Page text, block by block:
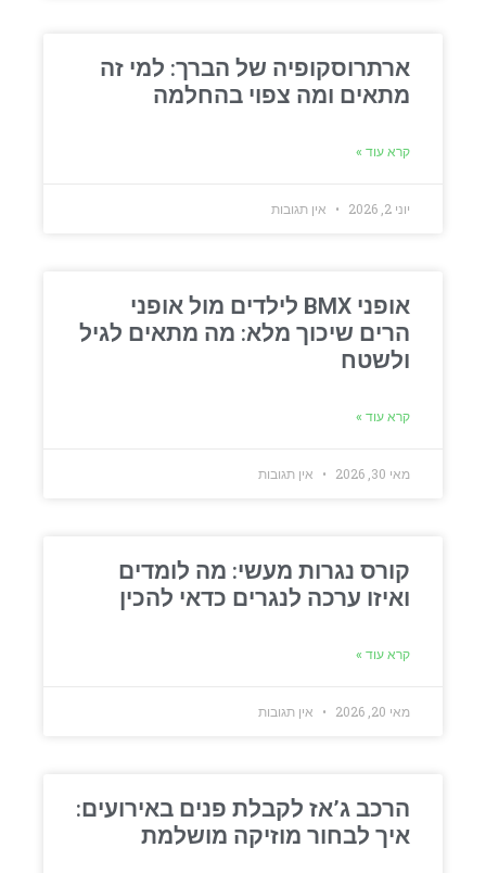
ארתרוסקופיה של הברך: למי זה
מתאים ומה צפוי בהחלמה
קרא עוד »
יוני 2, 2026 אין תגובות
אופני BMX לילדים מול אופני
הרים שיכוך מלא: מה מתאים לגיל
ולשטח
קרא עוד »
מאי 30, 2026 אין תגובות
קורס נגרות מעשי: מה לומדים
ואיזו ערכה לנגרים כדאי להכין
קרא עוד »
מאי 20, 2026 אין תגובות
הרכב ג’אז לקבלת פנים באירועים:
איך לבחור מוזיקה מושלמת